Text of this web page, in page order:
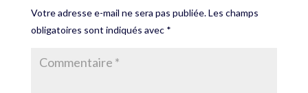
Votre adresse e-mail ne sera pas publiée.Les champs
obligatoires sont indiqués avec *